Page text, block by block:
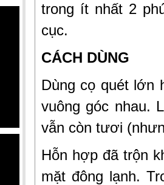
trong ít nhất 2
cục.
CÁCH DÙNG
Dùng cọ quét lớn
vuông góc nhau.
vẫn còn tươi
Hỗn hợp đã trộn
mặt đông lạnh.